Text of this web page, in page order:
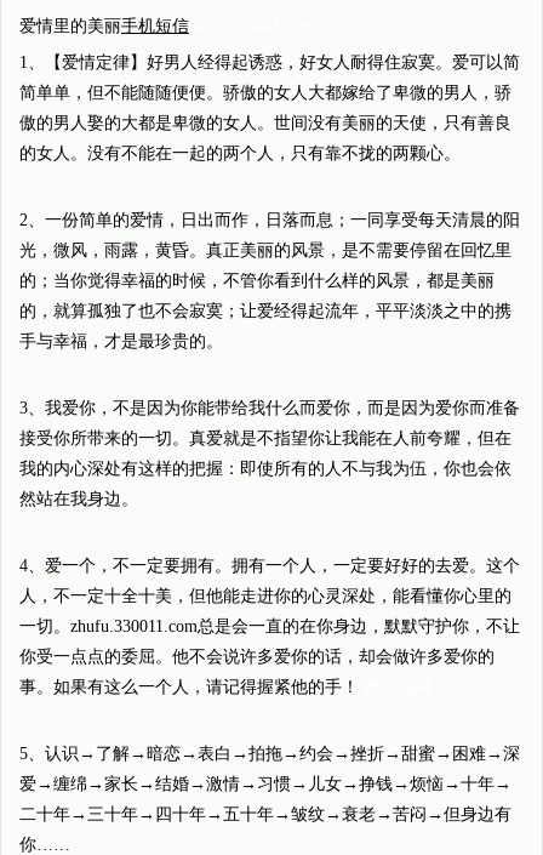
爱情里的美丽手机短信
1、【爱情定律】好男人经得起诱惑，好女人耐得住寂寞。爱可以简
简单单，但不能随随便便。骄傲的女人大都嫁给了卑微的男人，骄
傲的男人娶的大都是卑微的女人。世间没有美丽的天使，只有善良
的女人。没有不能在一起的两个人，只有靠不拢的两颗心。
2、一份简单的爱情，日出而作，日落而息；一同享受每天清晨的阳
光，微风，雨露，黄昏。真正美丽的风景，是不需要停留在回忆里
的；当你觉得幸福的时候，不管你看到什么样的风景，都是美丽
的，就算孤独了也不会寂寞；让爱经得起流年，平平淡淡之中的携
手与幸福，才是最珍贵的。
3、我爱你，不是因为你能带给我什么而爱你，而是因为爱你而准备
接受你所带来的一切。真爱就是不指望你让我能在人前夸耀，但在
我的内心深处有这样的把握：即使所有的人不与我为伍，你也会依
然站在我身边。
4、爱一个，不一定要拥有。拥有一个人，一定要好好的去爱。这个
人，不一定十全十美，但他能走进你的心灵深处，能看懂你心里的
一切。zhufu.330011.com总是会一直的在你身边，默默守护你，不让
你受一点点的委屈。他不会说许多爱你的话，却会做许多爱你的
事。如果有这么一个人，请记得握紧他的手！
5、认识→了解→暗恋→表白→拍拖→约会→挫折→甜蜜→困难→深
爱→缠绵→家长→结婚→激情→习惯→儿女→挣钱→烦恼→十年→
二十年→三十年→四十年→五十年→皱纹→衰老→苦闷→但身边有
你……